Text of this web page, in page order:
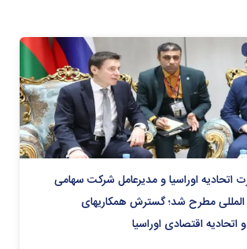
اتحادیه اوراسیا و مدیرعامل شرکت سهامی
نمایشگاههای بین المللی مطرح شد؛ گسترش همکاریهای
اتحادیه اقتصادی اوراسیا